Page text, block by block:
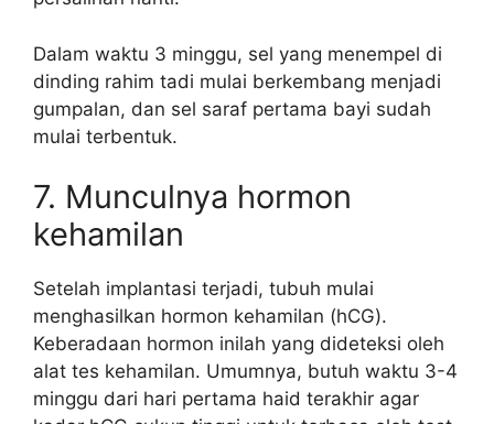
Dalam waktu 3 minggu, sel yang menempel di
dinding rahim tadi mulai berkembang menjadi
gumpalan, dan sel saraf pertama bayi sudah
mulai terbentuk.
7. Munculnya hormon
kehamilan
Setelah implantasi terjadi, tubuh mulai
menghasilkan hormon kehamilan (hCG).
Keberadaan hormon inilah yang dideteksi oleh
alat tes kehamilan. Umumnya, butuh waktu 3-4
minggu dari hari pertama haid terakhir agar